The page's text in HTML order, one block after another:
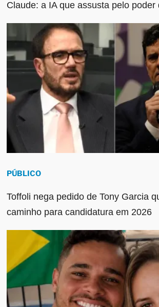
Claude: a IA que assusta pelo poder
PÚBLICO
Toffoli nega pedido de Tony Garcia
caminho para candidatura em 2026